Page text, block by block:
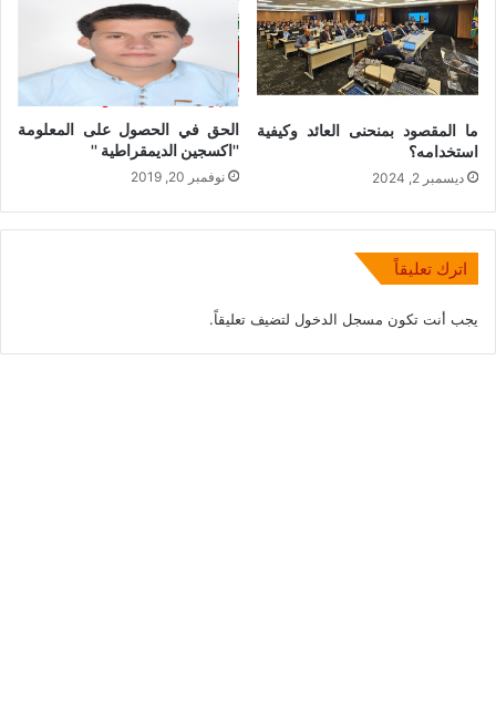
ما المقصود بمنحنى العائد وكيفية
استخدامه؟
ديسمبر 2, 2024
الحق في الحصول على المعلومة
''اكسجين الديمقراطية ''
نوفمبر 20, 2019
اترك تعليقاً
يجب أنت تكون مسجل الدخول لتضيف تعليقاً.